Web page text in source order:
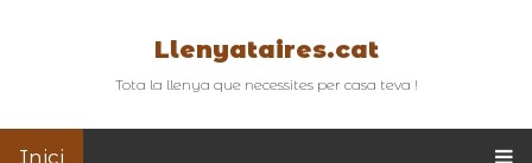
Llenyataires.cat
Tota la llenya que necessites per casa teva !
Inici